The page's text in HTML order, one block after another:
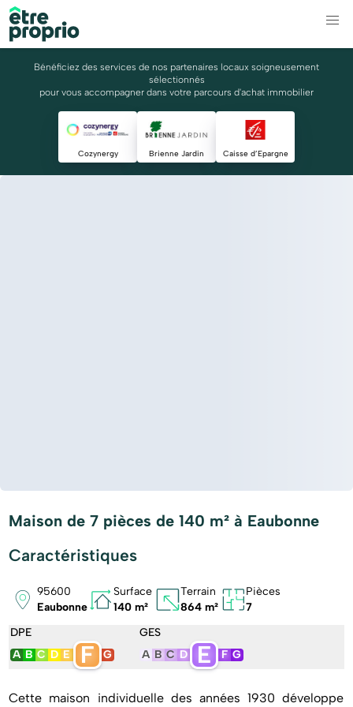
Bénéficiez des services de nos partenaires locaux soigneusement
sélectionnés
pour vous accompagner dans votre parcours d'achat immobilier
Cozynergy Brienne Jardin Caisse d’Epargne
Maison de 7 pièces de 140 m² à Eaubonne
Caractéristiques
95600
Eaubonne
Surface
140 m²
Terrain
864 m²
Pièces
7
DPE
A B C D E F G
GES
A B C D E F G
Cette maison individuelle des années 1930 développe